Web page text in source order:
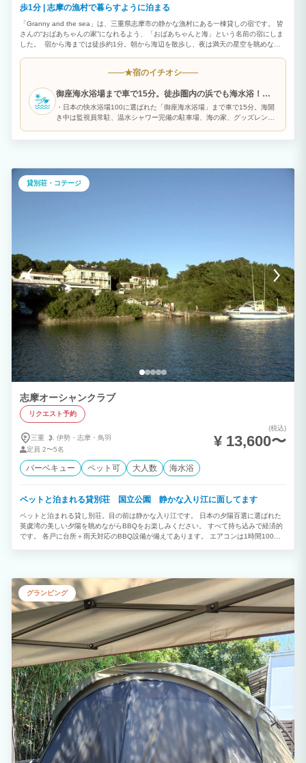
歩1分 | 志摩の漁村で暮らすように泊まる
「Granny and the sea」は、三重県志摩市の静かな漁村にある一棟貸しの宿です。 皆
さんの“おばあちゃんの家”になれるよう、「おばあちゃんと海」という名前の宿にしま
した。 宿から海までは徒歩約1分。朝から海辺を散歩し、夜は満天の星空を眺めなが
ご友人とくつろいでいただけます。 宿の周辺には昔ながらの漁村の風景が広がり、観
新鮮な魚介類を買い、みんなで料理を楽しむのもおすすめです。 最大10名様まで宿泊
可能で、ファミリー旅行や大人のグループ旅行にも最適。 キッチンや調理器具も揃っ
ているため、長期滞在やワーケーションにもご利用いただけます。 この宿は地域のお
じいちゃんやおばあちゃんたちにも支えられながら運営しています。 手作りの案内看
★宿のイチオシ
御座海水浴場まで車で15分。徒歩圏内の浜でも海水浴！雨
の日には室内プールも。
・日本の快水浴場100に選ばれた「御座海水浴場」まで車で15分。海開
き中は監視員常駐、温水シャワー完備の駐車場、海の家、グッズレンタ
トの国府浜と市後浜は車で約25分。
貸別荘・コテージ
志摩オーシャンクラブ
リクエスト予約
三重 伊勢・ 志摩・ 鳥羽
定員 2〜5名
(税込)
¥ 13,600〜
バーベキュー ペット可 大人数 海水浴
ペットと泊まれる貸別荘 国立公園 静かな入り江に面してます
ペットと泊まれる貸し別荘。目の前は静かな入り江です。 日本の夕陽百選に選ばれた
英虞湾の美しい夕陽を眺めながらBBQをお楽しみください。 すべて持ち込みで経済的
です。 各戸に台所＋雨天対応のBBQ設備が備えてあります。 エアコンは1時間100円
グランピング